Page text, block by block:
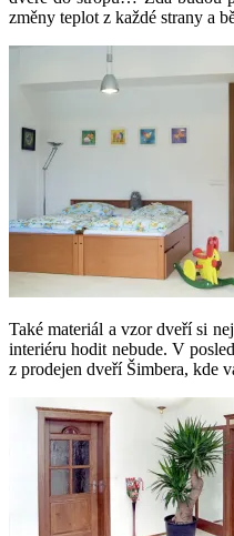
změny teplot z každé strany a
Také materiál a vzor dveří si
interiéru hodit nebude. V
z prodejen dveří Šimbera, kde